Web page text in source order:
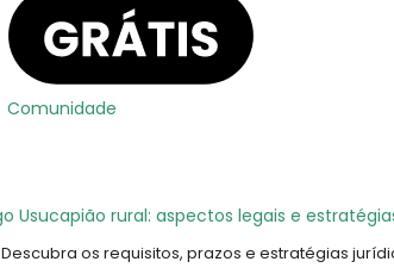
Comunidade
Descubra os requisitos, prazos e estratégias